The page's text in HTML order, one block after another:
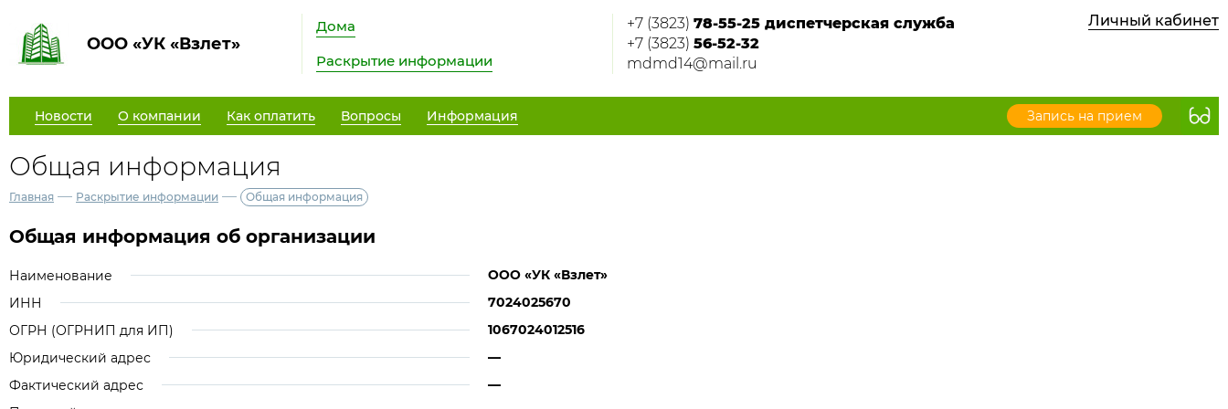
ООО «УК «Взлет»
Дома
Раскрытие информации
+7 (3823) 78-55-25 диспетчерская служба
+7 (3823) 56-52-32
mdmd14@mail.ru
Личный кабинет
Новости О компании Как оплатить Вопросы Информация Запись на прием
Общая информация
Главная — Раскрытие информации — Общая информация
Общая информация об организации
Наименование
ООО «УК «Взлет»
ИНН
7024025670
ОГРН (ОГРНИП для ИП)
1067024012516
Юридический адрес
—
Фактический адрес
—